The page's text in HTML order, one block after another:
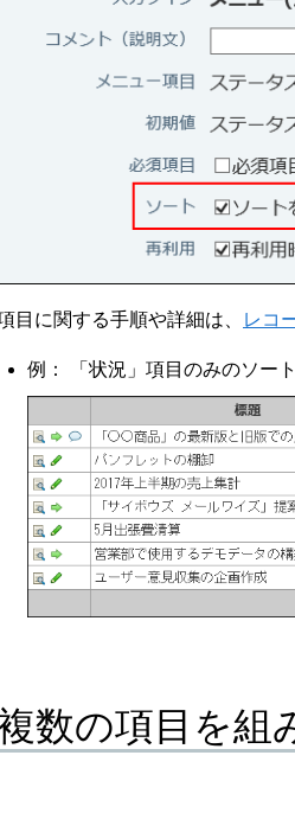
目に関する手順や詳細は、 レコ
例： 「状況」項目のみのソート
数の項目を組